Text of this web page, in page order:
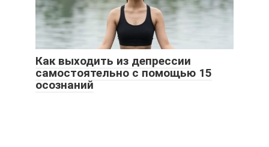
Как выходить из депрессии
самостоятельно с помощью 15
осознаний